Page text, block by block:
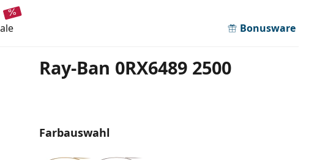
sale Bonusware
Ray-Ban 0RX6489 2500
Farbauswahl